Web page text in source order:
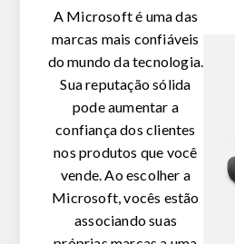
A Microsoft é uma das
marcas mais confiáveis
do mundo da tecnologia.
Sua reputação sólida
pode aumentar a
confiança dos clientes
nos produtos que você
vende. Ao escolher a
Microsoft, vocês estão
associando suas